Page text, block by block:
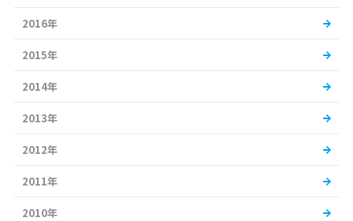
2016年
2015年
2014年
2013年
2012年
2011年
2010年